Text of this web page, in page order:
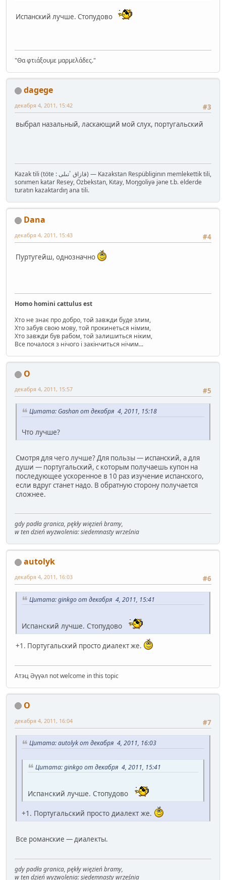
Испанский лучше. Стопудово
"Θα φτιάξουμε μαρμελάδες."
dagege
#3
декабря 4, 2011, 15:42
выбрал назальный, ласкающий мой слух, португальский
Kazak tili (töte : قازاق ٴتىلى‎) — Kazakstan Respübliginın memlekettik tili,
sonımen katar Resey, Özbekstan, Kıtay, Moŋgoliyə jəne t.b. elderde
turatın kazaktardıŋ ana tili.
Dana
#4
декабря 4, 2011, 15:43
Пуртугейш, однозначно
Homo homini cattulus est
Хто не знає про добро, той завжди буде злим,
Хто забув свою мову, той прокинеться німим,
Хто завжди був рабом, той залишиться ніким,
Все почалося з нічого і закінчиться нічим...
O
#5
декабря 4, 2011, 15:57
Цитата: Gashan от декабря 4, 2011, 15:18
Что лучше?
Смотря для чего лучше? Для пользы — испанский, а для
души — португальский, с которым получаешь купон на
последующее ускоренное в 10 раз изучение испанского,
если вдруг станет надо. В обратную сторону получается
сложнее.
gdy padła granica, pękły więzień bramy,
w ten dzień wyzwolenia: siedemnasty września
autolyk
#6
декабря 4, 2011, 16:03
Цитата: ginkgo от декабря 4, 2011, 15:41
Испанский лучше. Стопудово
+1. Португальский просто диалект же.
Атэц Әүүәл not welcome in this topic
O
#7
декабря 4, 2011, 16:04
Цитата: autolyk от декабря 4, 2011, 16:03
Цитата: ginkgo от декабря 4, 2011, 15:41
Испанский лучше. Стопудово
+1. Португальский просто диалект же.
Все романские — диалекты.
gdy padła granica, pękły więzień bramy,
w ten dzień wyzwolenia: siedemnasty września